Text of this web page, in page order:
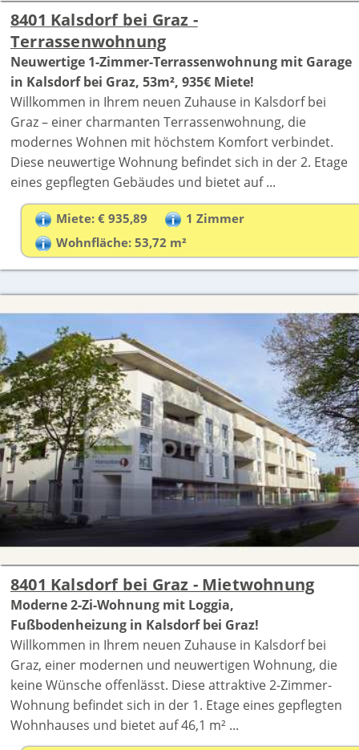
8401 Kalsdorf bei Graz -
Terrassenwohnung
Neuwertige 1-Zimmer-Terrassenwohnung mit Garage
in Kalsdorf bei Graz, 53m², 935€ Miete!
Willkommen in Ihrem neuen Zuhause in Kalsdorf bei
Graz – einer charmanten Terrassenwohnung, die
modernes Wohnen mit höchstem Komfort verbindet.
Diese neuwertige Wohnung befindet sich in der 2. Etage
eines gepflegten Gebäudes und bietet auf ...
Miete: € 935,89
1 Zimmer
Wohnfläche: 53,72 m²
8401 Kalsdorf bei Graz - Mietwohnung
Moderne 2-Zi-Wohnung mit Loggia,
Fußbodenheizung in Kalsdorf bei Graz!
Willkommen in Ihrem neuen Zuhause in Kalsdorf bei
Graz, einer modernen und neuwertigen Wohnung, die
keine Wünsche offenlässt. Diese attraktive 2-Zimmer-
Wohnung befindet sich in der 1. Etage eines gepflegten
Wohnhauses und bietet auf 46,1 m² ...